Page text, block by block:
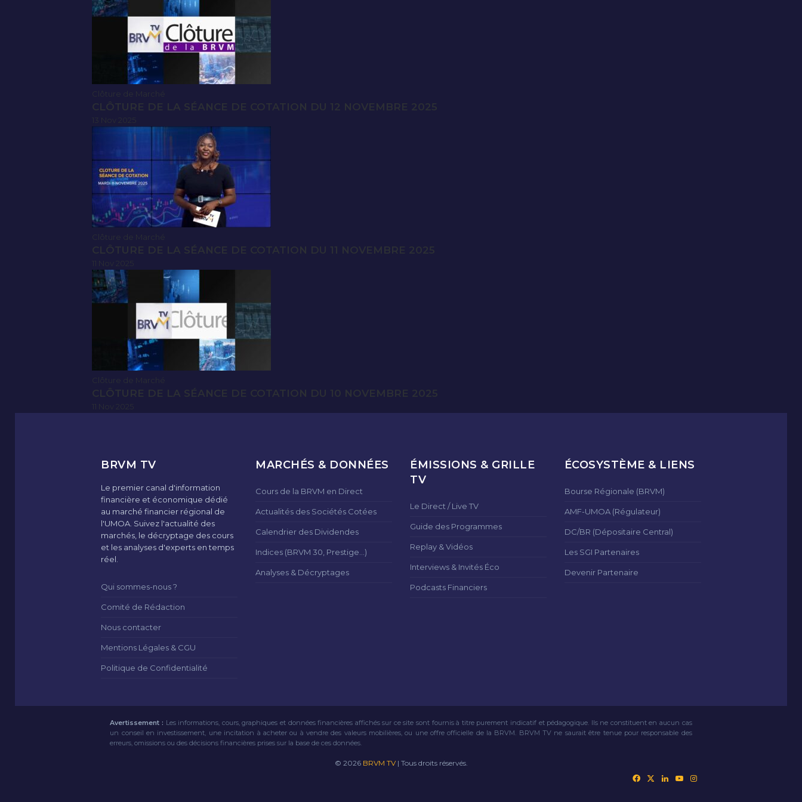
CLÔTURE DE LA SÉANCE DE COTATION DU 12 NOVEMBRE 2025
CLÔTURE DE LA SÉANCE DE COTATION DU 11 NOVEMBRE 2025
CLÔTURE DE LA SÉANCE DE COTATION DU 10 NOVEMBRE 2025
BRVM TV
Le premier canal d'information
financière et économique dédié
au marché financier régional de
l'UMOA. Suivez l'actualité des
marchés, le décryptage des cours
et les analyses d'experts en temps
réel.
Qui sommes-nous ?
Comité de Rédaction
Nous contacter
Mentions Légales & CGU
Politique de Confidentialité
MARCHÉS & DONNÉES
Cours de la BRVM en Direct
Actualités des Sociétés Cotées
Calendrier des Dividendes
Indices (BRVM 30, Prestige...)
Analyses & Décryptages
ÉMISSIONS & GRILLE
TV
Le Direct / Live TV
Guide des Programmes
Replay & Vidéos
Interviews & Invités Éco
Podcasts Financiers
ÉCOSYSTÈME & LIENS
Bourse Régionale (BRVM)
AMF-UMOA (Régulateur)
DC/BR (Dépositaire Central)
Les SGI Partenaires
Devenir Partenaire
Avertissement : Les informations, cours, graphiques et données financières affichés sur ce site sont fournis à titre purement indicatif et pédagogique. Ils ne constituent en aucun cas
un conseil en investissement, une incitation à acheter ou à vendre des valeurs mobilières, ou une offre officielle de la BRVM. BRVM TV ne saurait être tenue pour responsable des
erreurs, omissions ou des décisions financières prises sur la base de ces données.
© 2026 BRVM TV| Tous droits réservés.
FacebookLinkedinYouTube